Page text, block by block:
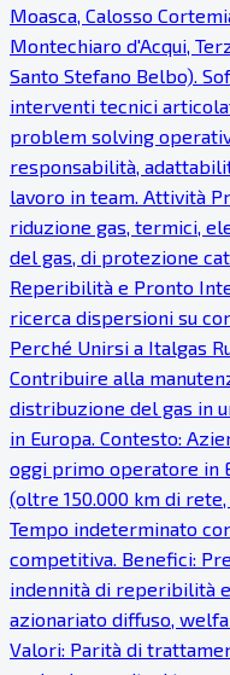
Moasca, Calosso
Montechiaro d'Acqui,
Santo Stefano Belbo).
interventi tecnici
problem solving
responsabilità,
lavoro in team. Attività
riduzione gas, termici,
del gas, di protezione
Reperibilità e Pronto
ricerca dispersioni su
Perché Unirsi a Italgas
Contribuire alla
distribuzione del gas in
in Europa. Contesto:
oggi primo operatore in
(oltre 150.000 km di
Tempo indeterminato
competitiva. Benefici:
indennità di reperibilità
azionariato diffuso,
Valori: Parità di